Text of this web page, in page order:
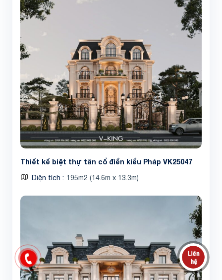
Thiết kế biệt thự tân cổ điển kiểu Pháp VK25047
Diện tích 195m2 (14.6m x 13.3m)